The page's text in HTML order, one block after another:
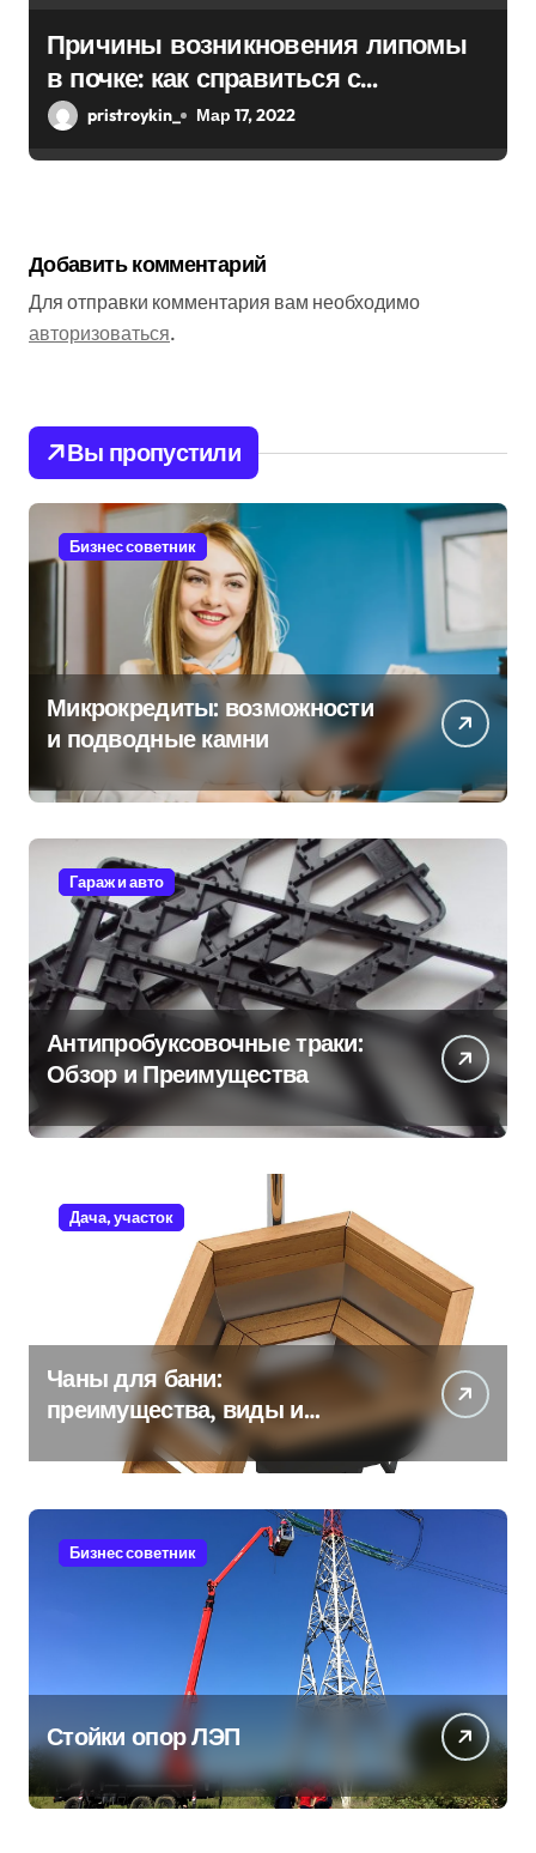
Причины возникновения липомы
в почке: как справиться с
болезнью
pristroykin_ Мар 17, 2022
Добавить комментарий
Для отправки комментария вам необходимо
авторизоваться.
Вы пропустили
Бизнес советник
Микрокредиты: возможности
и подводные камни
Гараж и авто
Антипробуксовочные траки:
Обзор и Преимущества
Дача, участок
Чаны для бани:
преимущества, виды и
особенности использования
Бизнес советник
Стойки опор ЛЭП